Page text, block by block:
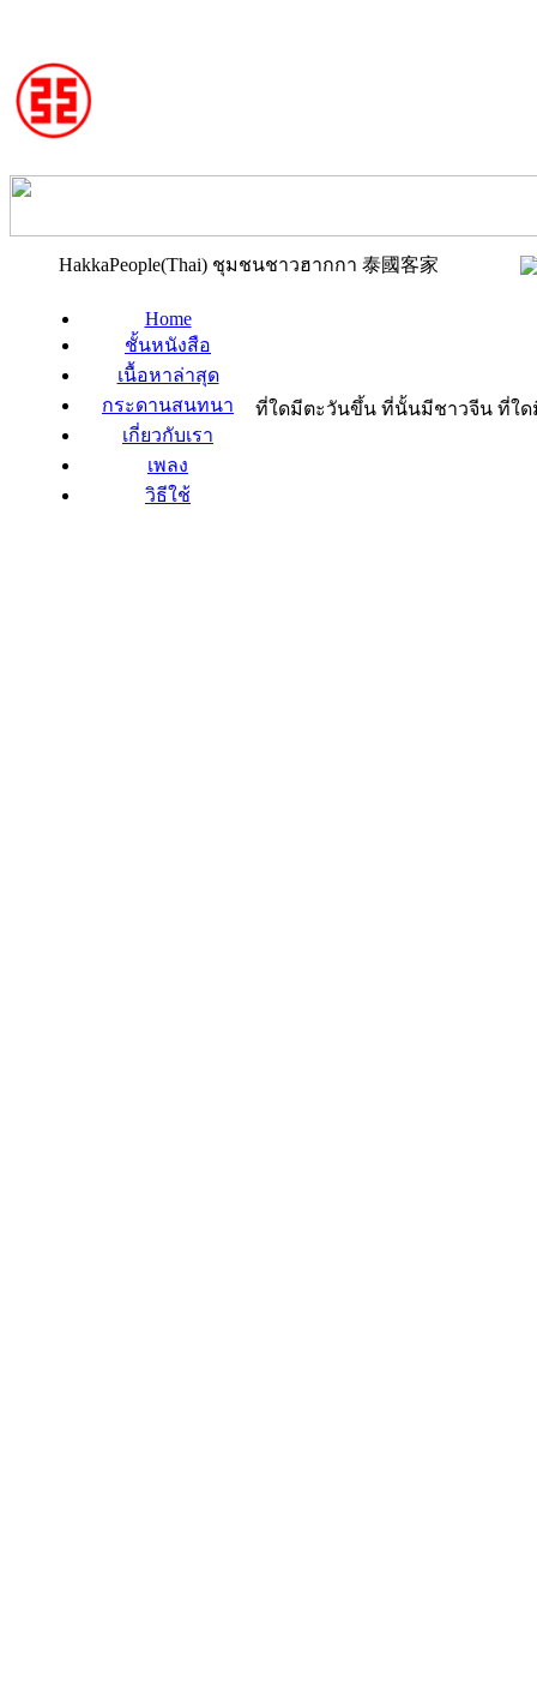
HakkaPeople(Thai) ชุมชนชาวฮากกา 泰國客家
Home
ชั้นหนังสือ
เนื้อหาล่าสุด
กระดานสนทนา
เกี่ยวกับเรา
เพลง
วิธีใช้
ที่ใดมีตะวันขึ้น ที่นั้นมีชาวจีน ที่ใดมี